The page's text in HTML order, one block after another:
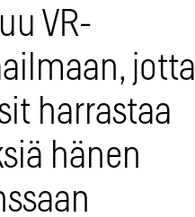
VR-
jotta
harrastaa
hänen